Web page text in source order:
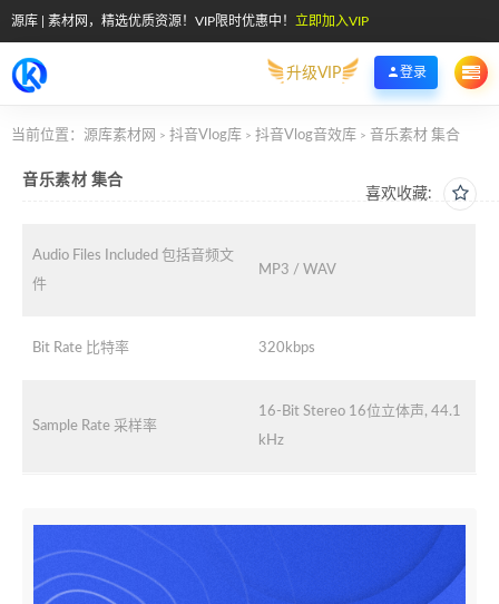
源库 | 素材网，精选优质资源！VIP限时优惠中！ 立即加入VIP
升级VIP 登录
当前位置： 源库素材网 > 抖音Vlog库 > 抖音Vlog音效库 > 音乐素材 集合
喜欢收藏:
音乐素材 集合
Audio Files Included 包括音频文
件
MP3 / WAV
Bit Rate 比特率 320kbps
Sample Rate 采样率
16-Bit Stereo 16位立体声, 44.1
kHz